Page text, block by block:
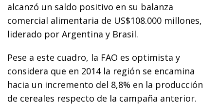
alcanzó un saldo positivo en su balanza
comercial alimentaria de US$108.000 millones,
liderado por Argentina y Brasil.
Pese a este cuadro, la FAO es optimista y
considera que en 2014 la región se encamina
hacia un incremento del 8,8% en la producción
de cereales respecto de la campaña anterior.